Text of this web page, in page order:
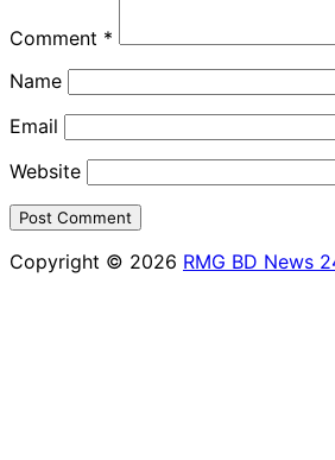
Comment *
Name
Email
Website
Copyright © 2026 RMG BD News